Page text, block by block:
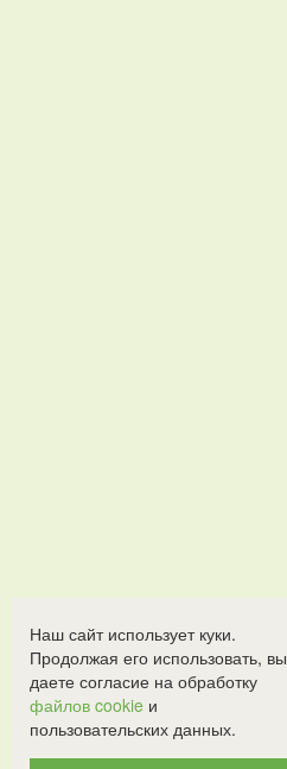
Наш сайт использует куки.
Продолжая его использовать, вы
даете согласие на обработку
файлов cookie и
пользовательских данных.